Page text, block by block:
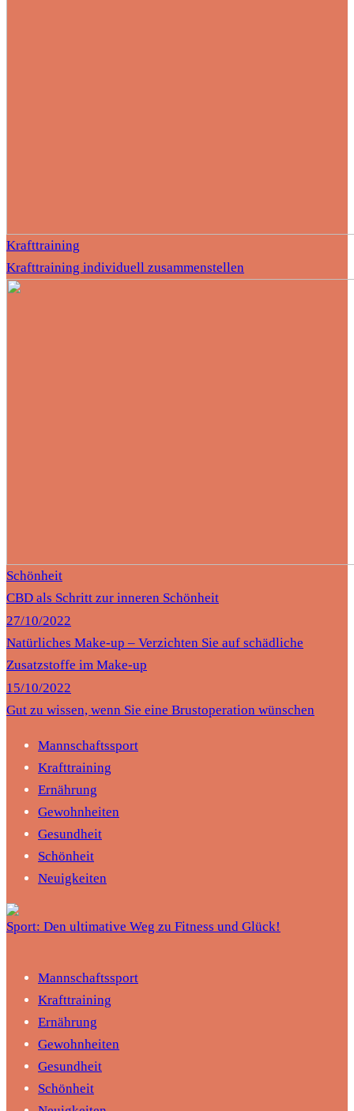
Krafttraining
Krafttraining individuell zusammenstellen
Schönheit
CBD als Schritt zur inneren Schönheit
27/10/2022
Natürliches Make-up – Verzichten Sie auf schädliche
Zusatzstoffe im Make-up
15/10/2022
Gut zu wissen, wenn Sie eine Brustoperation wünschen
Mannschaftssport
Krafttraining
Ernährung
Gewohnheiten
Gesundheit
Schönheit
Neuigkeiten
Sport: Den ultimative Weg zu Fitness und Glück!
Mannschaftssport
Krafttraining
Ernährung
Gewohnheiten
Gesundheit
Schönheit